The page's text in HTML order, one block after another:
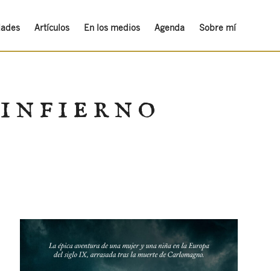
Artículos En los medios Agenda Sobre mí